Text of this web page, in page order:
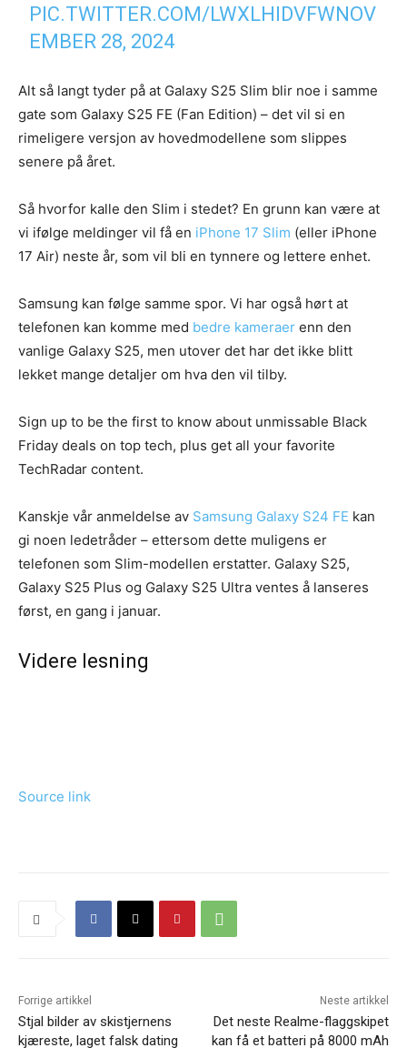
PIC.TWITTER.COM/LWXLHIDVFWNOV
EMBER 28, 2024
Alt så langt tyder på at Galaxy S25 Slim blir noe i samme
gate som Galaxy S25 FE (Fan Edition) – det vil si en
rimeligere versjon av hovedmodellene som slippes
senere på året.
Så hvorfor kalle den Slim i stedet? En grunn kan være at
vi ifølge meldinger vil få en iPhone 17 Slim (eller iPhone
17 Air) neste år, som vil bli en tynnere og lettere enhet.
Samsung kan følge samme spor. Vi har også hørt at
telefonen kan komme med bedre kameraer enn den
vanlige Galaxy S25, men utover det har det ikke blitt
lekket mange detaljer om hva den vil tilby.
Sign up to be the first to know about unmissable Black
Friday deals on top tech, plus get all your favorite
TechRadar content.
Kanskje vår anmeldelse av Samsung Galaxy S24 FE kan
gi noen ledetråder – ettersom dette muligens er
telefonen som Slim-modellen erstatter. Galaxy S25,
Galaxy S25 Plus og Galaxy S25 Ultra ventes å lanseres
først, en gang i januar.
Videre lesning
Source link
Forrige artikkel
Stjal bilder av skistjernens
kjæreste, laget falsk dating
Neste artikkel
Det neste Realme-flaggskipet
kan få et batteri på 8000 mAh